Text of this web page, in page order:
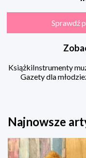
Sprawdź
KsiążkiInstrumenty
Gazety dla
Najnowsze